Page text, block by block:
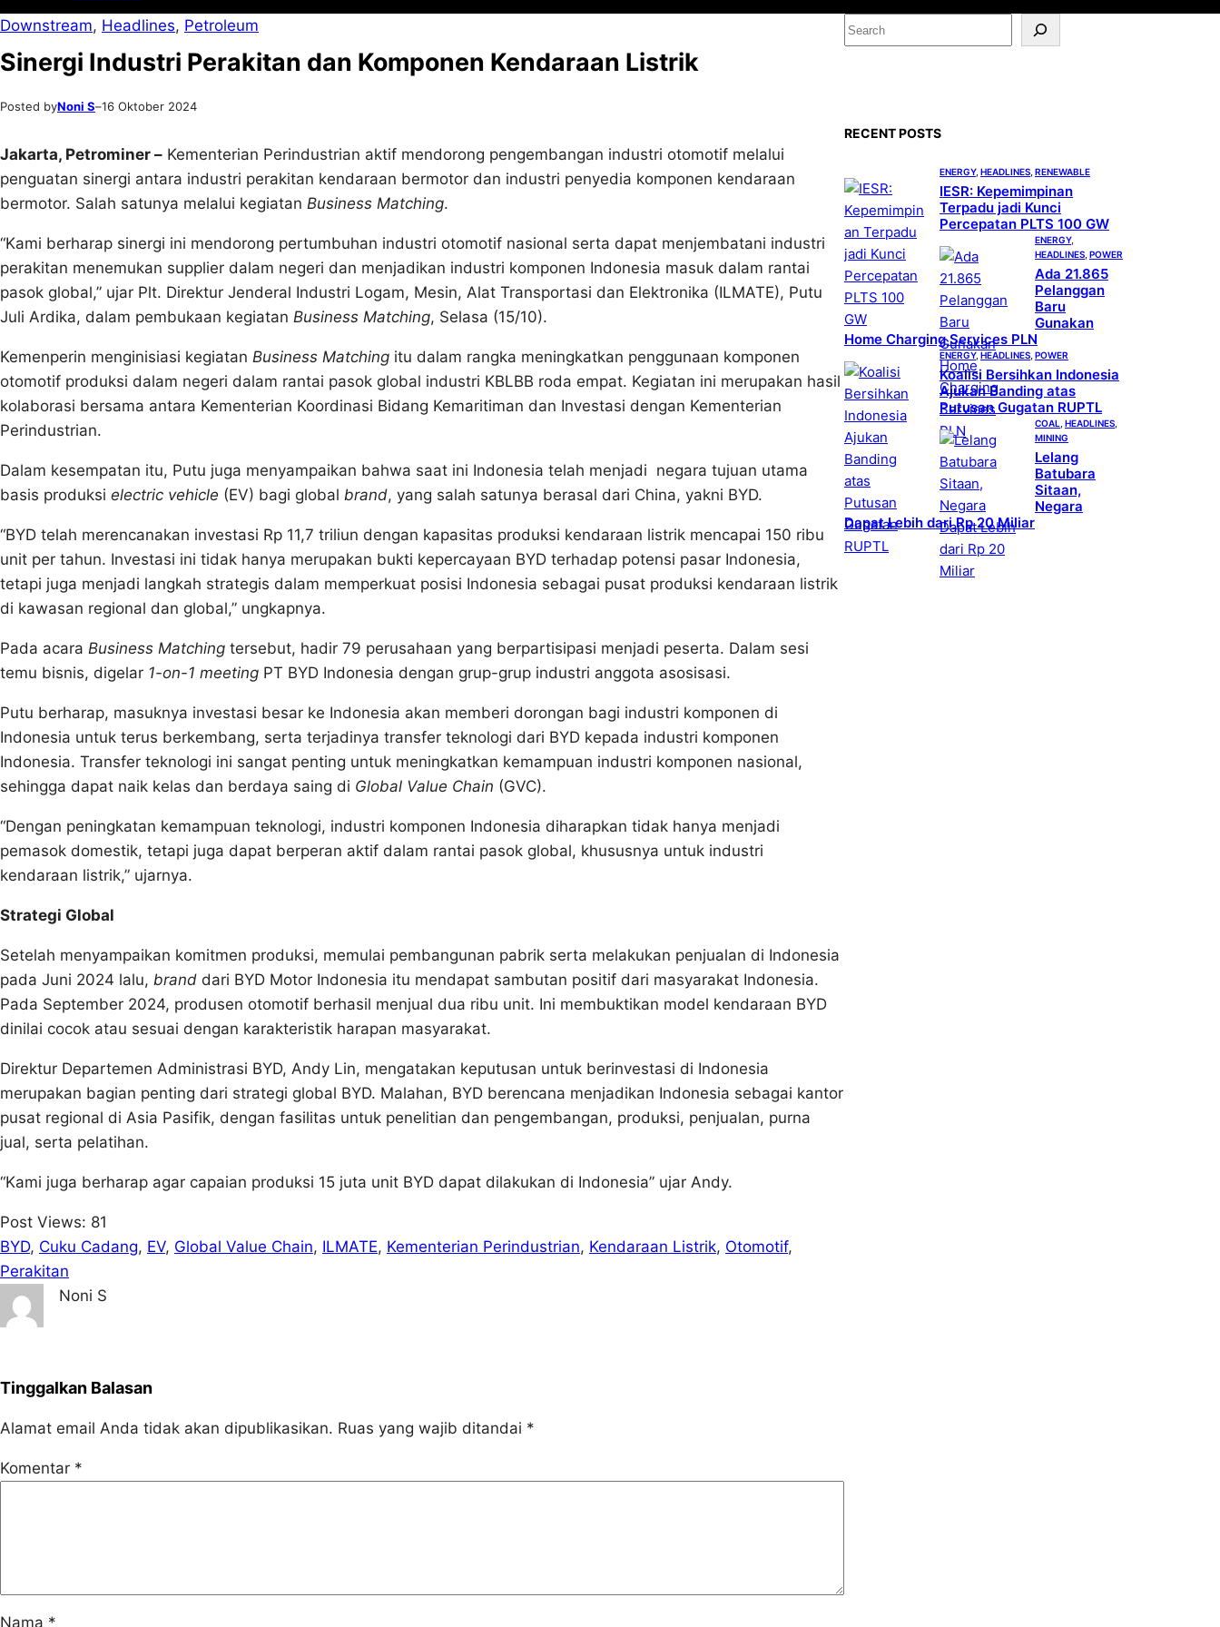
Downstream, Headlines, Petroleum
Sinergi Industri Perakitan dan Komponen Kendaraan Listrik
Posted byNoni S–16 Oktober 2024
Jakarta, Petrominer – Kementerian Perindustrian aktif mendorong pengembangan industri otomotif melalui
penguatan sinergi antara industri perakitan kendaraan bermotor dan industri penyedia komponen kendaraan
bermotor. Salah satunya melalui kegiatan Business Matching.
“Kami berharap sinergi ini mendorong pertumbuhan industri otomotif nasional serta dapat menjembatani industri
perakitan menemukan supplier dalam negeri dan menjadikan industri komponen Indonesia masuk dalam rantai
pasok global,” ujar Plt. Direktur Jenderal Industri Logam, Mesin, Alat Transportasi dan Elektronika (ILMATE), Putu
Juli Ardika, dalam pembukaan kegiatan Business Matching, Selasa (15/10).
Kemenperin menginisiasi kegiatan Business Matching itu dalam rangka meningkatkan penggunaan komponen
otomotif produksi dalam negeri dalam rantai pasok global industri KBLBB roda empat. Kegiatan ini merupakan hasil
kolaborasi bersama antara Kementerian Koordinasi Bidang Kemaritiman dan Investasi dengan Kementerian
Perindustrian.
Dalam kesempatan itu, Putu juga menyampaikan bahwa saat ini Indonesia telah menjadi negara tujuan utama
basis produksi electric vehicle (EV) bagi global brand, yang salah satunya berasal dari China, yakni BYD.
“BYD telah merencanakan investasi Rp 11,7 triliun dengan kapasitas produksi kendaraan listrik mencapai 150 ribu
unit per tahun. Investasi ini tidak hanya merupakan bukti kepercayaan BYD terhadap potensi pasar Indonesia,
tetapi juga menjadi langkah strategis dalam memperkuat posisi Indonesia sebagai pusat produksi kendaraan listrik
di kawasan regional dan global,” ungkapnya.
Pada acara Business Matching tersebut, hadir 79 perusahaan yang berpartisipasi menjadi peserta. Dalam sesi
temu bisnis, digelar 1-on-1 meeting PT BYD Indonesia dengan grup-grup industri anggota asosisasi.
Putu berharap, masuknya investasi besar ke Indonesia akan memberi dorongan bagi industri komponen di
Indonesia untuk terus berkembang, serta terjadinya transfer teknologi dari BYD kepada industri komponen
Indonesia. Transfer teknologi ini sangat penting untuk meningkatkan kemampuan industri komponen nasional,
sehingga dapat naik kelas dan berdaya saing di Global Value Chain (GVC).
“Dengan peningkatan kemampuan teknologi, industri komponen Indonesia diharapkan tidak hanya menjadi
pemasok domestik, tetapi juga dapat berperan aktif dalam rantai pasok global, khususnya untuk industri
kendaraan listrik,” ujarnya.
Strategi Global
Setelah menyampaikan komitmen produksi, memulai pembangunan pabrik serta melakukan penjualan di Indonesia
pada Juni 2024 lalu, brand dari BYD Motor Indonesia itu mendapat sambutan positif dari masyarakat Indonesia.
Pada September 2024, produsen otomotif berhasil menjual dua ribu unit. Ini membuktikan model kendaraan BYD
dinilai cocok atau sesuai dengan karakteristik harapan masyarakat.
Direktur Departemen Administrasi BYD, Andy Lin, mengatakan keputusan untuk berinvestasi di Indonesia
merupakan bagian penting dari strategi global BYD. Malahan, BYD berencana menjadikan Indonesia sebagai kantor
pusat regional di Asia Pasifik, dengan fasilitas untuk penelitian dan pengembangan, produksi, penjualan, purna
jual, serta pelatihan.
“Kami juga berharap agar capaian produksi 15 juta unit BYD dapat dilakukan di Indonesia” ujar Andy.
Post Views: 81
BYD, Cuku Cadang, EV, Global Value Chain, ILMATE, Kementerian Perindustrian, Kendaraan Listrik, Otomotif
Perakitan
Noni S
Tinggalkan Balasan
Alamat email Anda tidak akan dipublikasikan. Ruas yang wajib ditandai *
Komentar *
Nama *
S
e
RECENT POSTS
ENERGY, HEADLINES RENEWABLE
IESR: Kepemimpinan
Terpadu jadi Kunci
Percepatan PLTS 100 GW
ENERGY
HEADLINES POWER
Ada 21.865
Pelanggan
Baru
Gunakan
Home Charging Services PLN
ENERGY, HEADLINES POWER
Koalisi Bersihkan Indonesia
Ajukan Banding atas
Putusan Gugatan RUPTL
COAL HEADLINES
MINING
Lelang
Batubara
Sitaan,
Negara
Dapat Lebih dari Rp 20 Miliar